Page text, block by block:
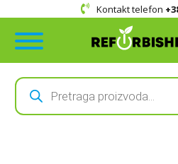
Kontakt telefon
Products
search